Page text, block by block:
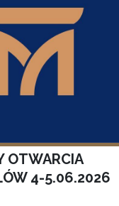
OTWARCIA
4-5.06.2026